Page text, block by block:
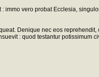
vero probat Ecclesia,
Denique nec eos
: quod testantur potissimum